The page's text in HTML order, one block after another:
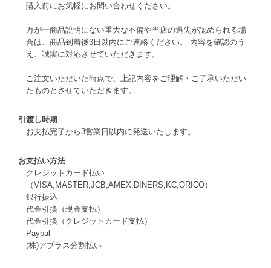
購入前にお気軽にお問い合わせください。
万が一商品説明にない重大な不備や当店の過失が認められる場
合は、商品到着後3日以内にご連絡ください。 内容を確認のう
え、誠実に対応させていただきます。
ご注文いただいた時点で、上記内容をご理解・ご了承いただい
たものとさせていただきます。
引渡し時期
お支払完了から3営業日以内に発送いたします。
お支払い方法
クレジットカード払い
（VISA,MASTER,JCB,AMEX,DINERS,KC,ORICO）
銀行振込
代金引換（現金支払）
代金引換（クレジットカード支払）
Paypal
(株)アプラス分割払い